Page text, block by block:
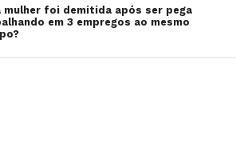
mulher foi demitida após ser pega
em 3 empregos ao mesmo